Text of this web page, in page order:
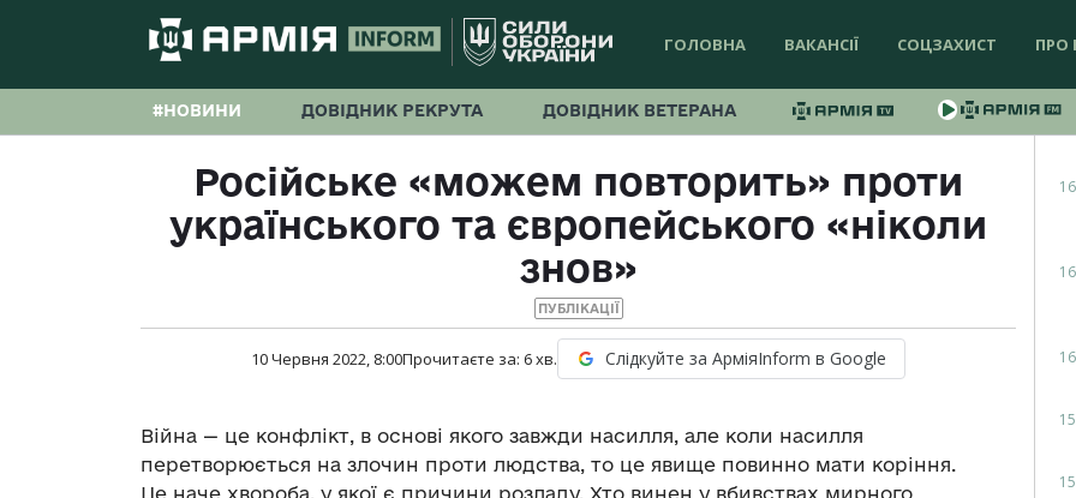
ГОЛОВНА ВАКАНСІЇ СОЦЗАХИСТ ПРО
#НОВИНИ ДОВІДНИК РЕКРУТА ДОВІДНИК ВЕТЕРАНА
Російське «можем повторить» проти
українського та європейського «ніколи
знов»
ПУБЛІКАЦІЇ
10 Червня 2022, 8:00Прочитаєте за: 6хв. Слідкуйте за АрміяInform в Google
Війна — це конфлікт, в основі якого завжди насилля, але коли насилля
перетворюється на злочин проти людства, то це явище повинно мати коріння.
Це наче хвороба, у якої є причини розладу. Хто винен у вбивствах мирного